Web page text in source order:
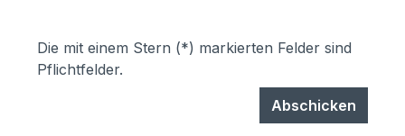
Die mit einem Stern (*) markierten Felder sind
Pflichtfelder.
Abschicken